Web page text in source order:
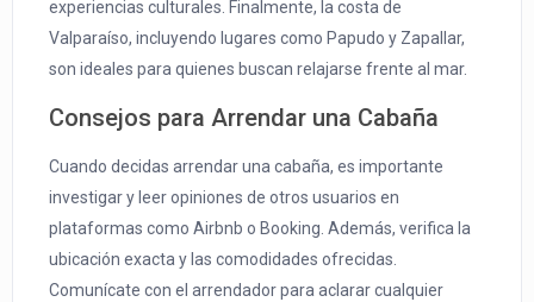
experiencias culturales. Finalmente, la costa de
Valparaíso, incluyendo lugares como Papudo y Zapallar,
son ideales para quienes buscan relajarse frente al mar.
Consejos para Arrendar una Cabaña
Cuando decidas arrendar una cabaña, es importante
investigar y leer opiniones de otros usuarios en
plataformas como Airbnb o Booking. Además, verifica la
ubicación exacta y las comodidades ofrecidas.
Comunícate con el arrendador para aclarar cualquier